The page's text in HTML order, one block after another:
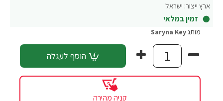
ארץ ייצור: ישראל
זמין במלאי
מותגSaryna Key
הוסף לעגלה
קניה מהירה